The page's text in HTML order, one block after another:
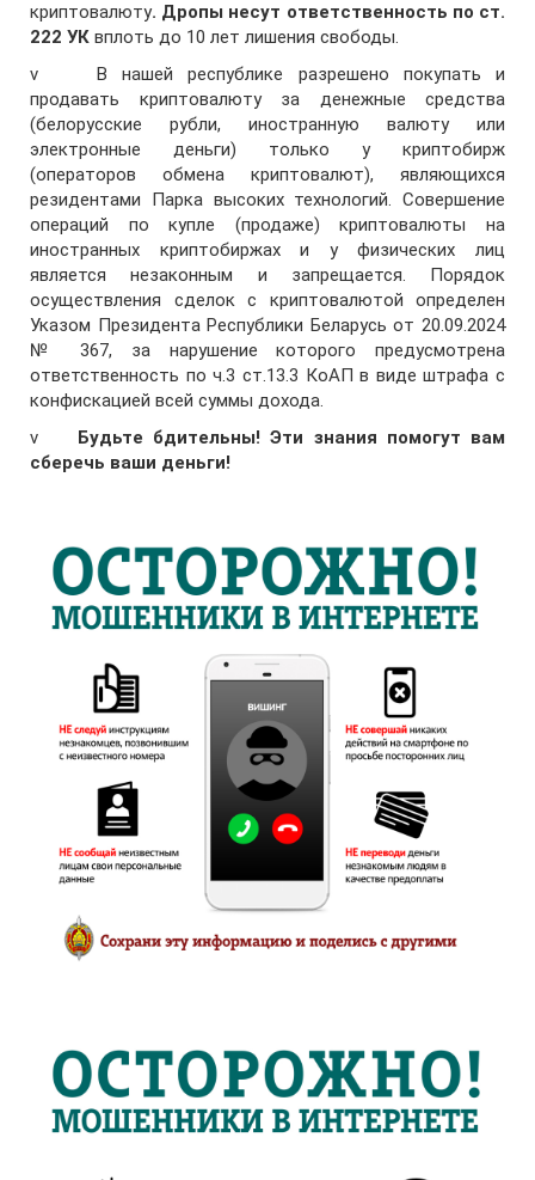
криптовалюту. Дропы несут ответственность по ст.
222 УК вплоть до 10 лет лишения свободы.
v В нашей республике разрешено покупать и
продавать криптовалюту за денежные средства
(белорусские рубли, иностранную валюту или
электронные деньги) только у криптобирж
(операторов обмена криптовалют), являющихся
резидентами Парка высоких технологий. Совершение
операций по купле (продаже) криптовалюты на
иностранных криптобиржах и у физических лиц
является незаконным и запрещается. Порядок
осуществления сделок с криптовалютой определен
Указом Президента Республики Беларусь от 20.09.2024
№ 367, за нарушение которого предусмотрена
ответственность по ч.3 ст.13.3 КоАП в виде штрафа с
конфискацией всей суммы дохода.
v Будьте бдительны! Эти знания помогут вам
сберечь ваши деньги!